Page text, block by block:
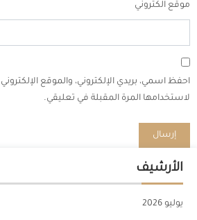
موقع الكتروني
احفظ اسمي، بريدي الإلكتروني، والموقع
لاستخدامها المرة المقبلة في تعليقي.
الأرشيف
يوليو 2026